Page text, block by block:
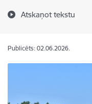
Atskaņot tekstu
Publicēts: 02.06.2026.